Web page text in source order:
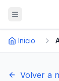
Inicio
Volver a